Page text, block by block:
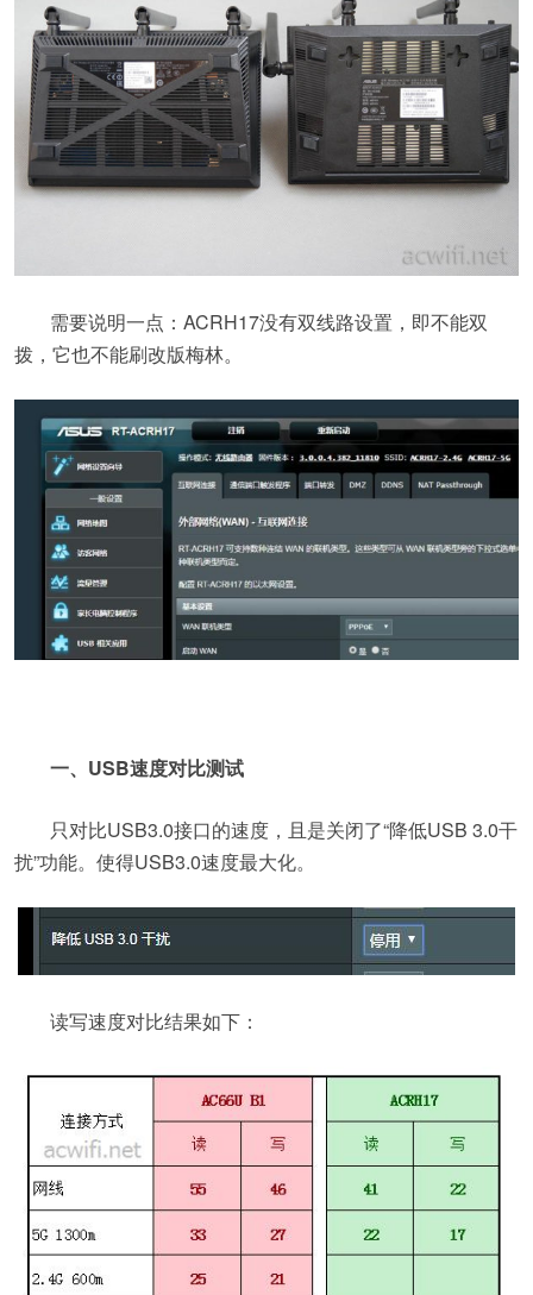
需要说明一点：ACRH17没有双线路设置，即不能双
拨，它也不能刷改版梅林。
一、USB速度对比测试
只对比USB3.0接口的速度，且是关闭了“降低USB 3.0干
扰”功能。使得USB3.0速度最大化。
读写速度对比结果如下：